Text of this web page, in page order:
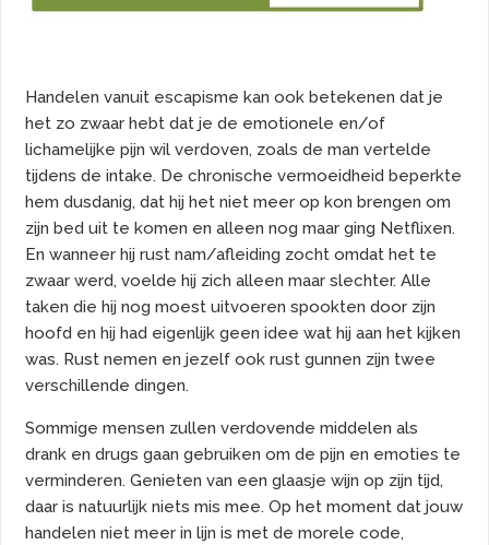
Handelen vanuit escapisme kan ook betekenen dat je
het zo zwaar hebt dat je de emotionele en/of
lichamelijke pijn wil verdoven, zoals de man vertelde
tijdens de intake. De chronische vermoeidheid beperkte
hem dusdanig, dat hij het niet meer op kon brengen om
zijn bed uit te komen en alleen nog maar ging Netflixen.
En wanneer hij rust nam/afleiding zocht omdat het te
zwaar werd, voelde hij zich alleen maar slechter. Alle
taken die hij nog moest uitvoeren spookten door zijn
hoofd en hij had eigenlijk geen idee wat hij aan het kijken
was. Rust nemen en jezelf ook rust gunnen zijn twee
verschillende dingen.
Sommige mensen zullen verdovende middelen als
drank en drugs gaan gebruiken om de pijn en emoties te
verminderen. Genieten van een glaasje wijn op zijn tijd,
daar is natuurlijk niets mis mee. Op het moment dat jouw
handelen niet meer in lijn is met de morele code,